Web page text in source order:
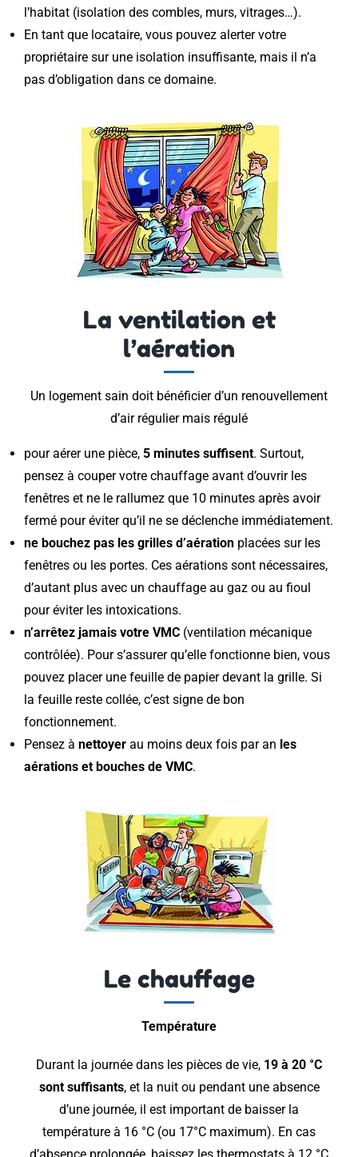
l’habitat (isolation des combles, murs, vitrages…).
En tant que locataire, vous pouvez alerter votre
propriétaire sur une isolation insuffisante, mais il n’a
pas d’obligation dans ce domaine.
La ventilation et
l’aération
Un logement sain doit bénéficier d’un renouvellement
d’air régulier mais régulé
pour aérer une pièce, 5 minutes suffisent. Surtout,
pensez à couper votre chauffage avant d’ouvrir les
fenêtres et ne le rallumez que 10 minutes après avoir
fermé pour éviter qu’il ne se déclenche immédiatement.
ne bouchez pas les grilles d’aérationplacées sur les
fenêtres ou les portes. Ces aérations sont nécessaires,
d’autant plus avec un chauffage au gaz ou au fioul
pour éviter les intoxications.
n’arrêtez jamais votre VMC(ventilation mécanique
contrôlée). Pour s’assurer qu’elle fonctionne bien, vous
pouvez placer une feuille de papier devant la grille. Si
la feuille reste collée, c’est signe de bon
fonctionnement.
Pensez à nettoyerau moins deux fois par an les
aérations et bouches de VMC.
Le chauffage
Température
Durant la journée dans les pièces de vie, 19 à 20 °C
sont suffisants, et la nuit ou pendant une absence
d’une journée, il est important de baisser la
température à 16 °C (ou 17°C maximum). En cas